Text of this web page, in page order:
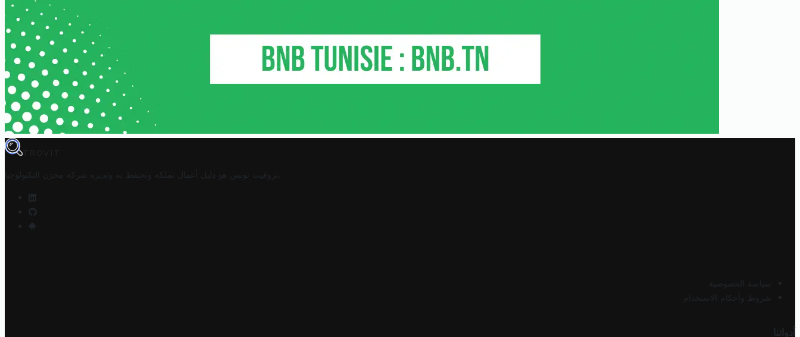
TROVIT
تروفيت تونس هو دليل أعمال تملكه وتحتفظ به وتديره شركة مخزن التكنولوجيا
سياسة الخصوصية
شروط وأحكام الاستخدام
أدواتنا